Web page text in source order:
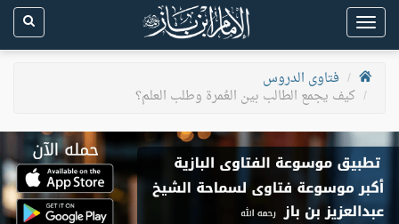
Toggle
navigation
فتاوى الدروس
كيف يجمع الطالب بين العُمرة وطلب العلم؟